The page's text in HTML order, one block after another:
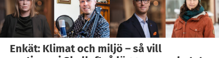
Enkät: Klimat och miljö – så vill